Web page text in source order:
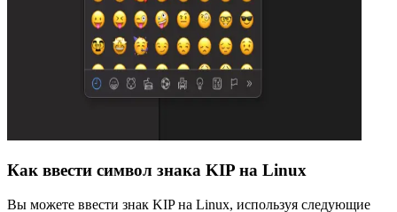
Как ввести символ знака KIP на Linux
Вы можете ввести знак KIP на Linux, используя следующие